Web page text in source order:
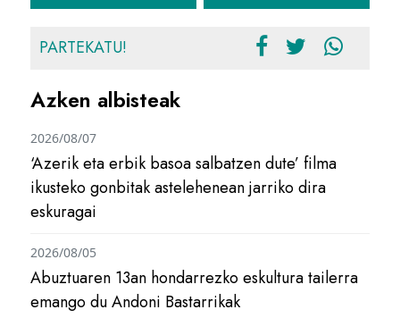
PARTEKATU!
Azken albisteak
‘Azerik eta erbik basoa salbatzen dute’ filma
ikusteko gonbitak astelehenean jarriko dira
eskuragai
2026/08/07
Abuztuaren 13an hondarrezko eskultura tailerra
emango du Andoni Bastarrikak
2026/08/05